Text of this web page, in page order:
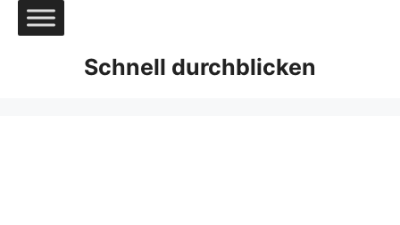
Zum
Inhalt
Schnell durchblicken